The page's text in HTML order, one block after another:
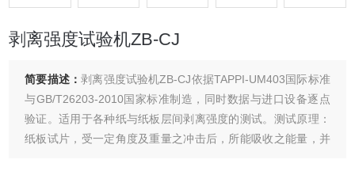
剥离强度试验机ZB-CJ
简要描述：剥离强度试验机ZB-CJ依据TAPPI-UM403国际标准
与GB/T26203-2010国家标准制造，同时数据与进口设备逐点
验证。适用于各种纸与纸板层间剥离强度的测试。测试原理：
纸板试片，受一定角度及重量之冲击后，所能吸收之能量，并